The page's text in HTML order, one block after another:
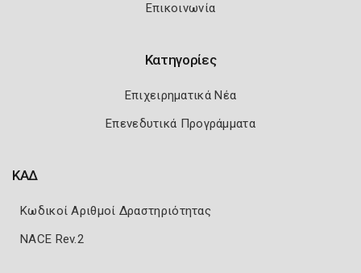
Επικοινωνία
Κατηγορίες
Επιχειρηματικά Νέα
Επενεδυτικά Προγράμματα
ΚΑΔ
Κωδικοί Αριθμοί Δραστηριότητας
NACE Rev.2